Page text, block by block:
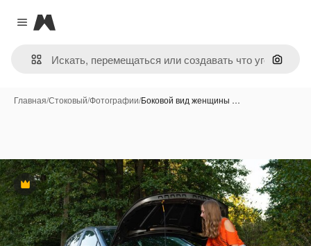
Close menu
Magnific
Поиск
Главная/Стоковый/Фотографии/Боковой вид женщины …
Премиум